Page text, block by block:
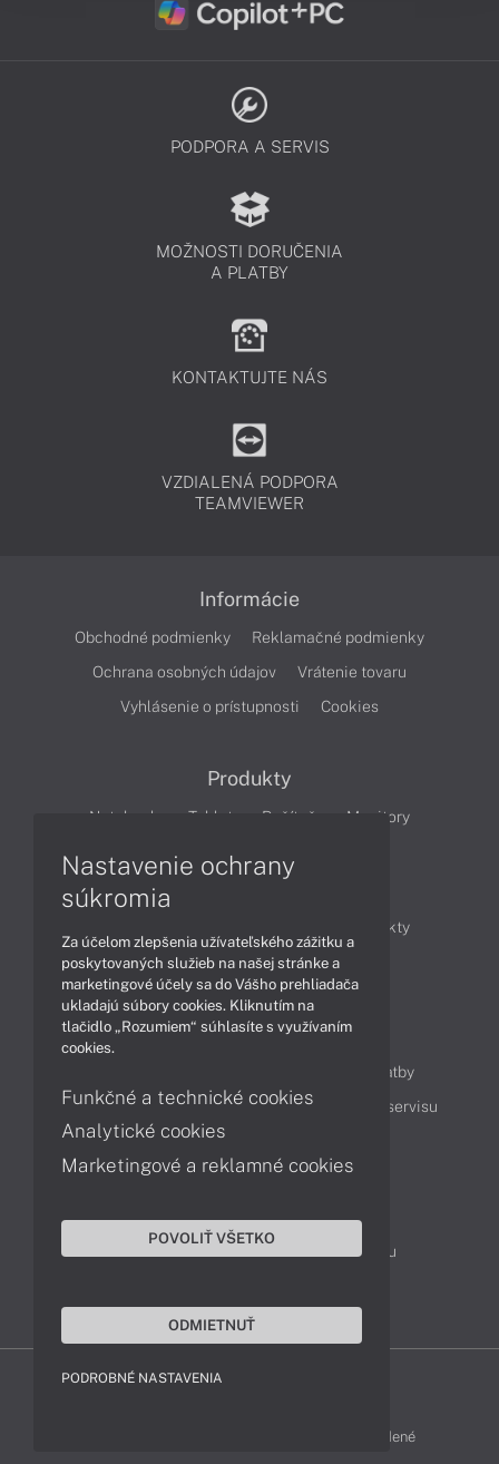
PODPORA A SERVIS
MOŽNOSTI DORUČENIA
A PLATBY
KONTAKTUJTE NÁS
VZDIALENÁ PODPORA
TEAMVIEWER
Informácie
Obchodné podmienky
Reklamačné podmienky
Ochrana osobných údajov
Vrátenie tovaru
Vyhlásenie o prístupnosti
Cookies
Produkty
Notebooky Tablety Počítače Monitory
Produkty
Technológie
Videá
Obsah
Možnosti doručenia a platby
Podpora a servis
Servisné služby Cenník servisu
Kontakty
043 4224 771
Obchodné oddelenie
Reklamácia tovaru
ACER-SHOP © 2011 - 2026 Všetky práva vyhradené
Nastavenie ochrany
súkromia
Za účelom zlepšenia užívateľského zážitku a
poskytovaných služieb na našej stránke a
marketingové účely sa do Vášho prehliadača
ukladajú súbory cookies. Kliknutím na
tlačidlo „Rozumiem“ súhlasíte s využívaním
cookies.
Funkčné a technické cookies
Analytické cookies
Marketingové a reklamné cookies
POVOLIŤ VŠETKO
ODMIETNUŤ
PODROBNÉ NASTAVENIA